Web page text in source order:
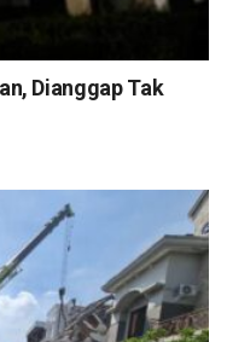
Dianggap Tak